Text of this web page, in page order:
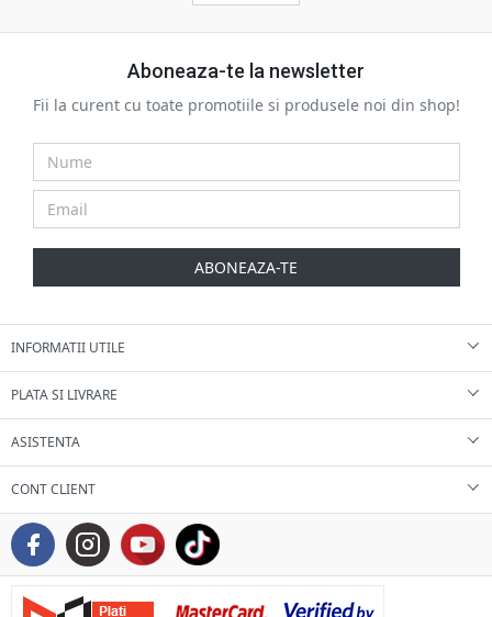
Aboneaza-te la newsletter
Fii la curent cu toate promotiile si produsele noi din shop!
ABONEAZA-TE
INFORMATII UTILE
PLATA SI LIVRARE
ASISTENTA
CONT CLIENT